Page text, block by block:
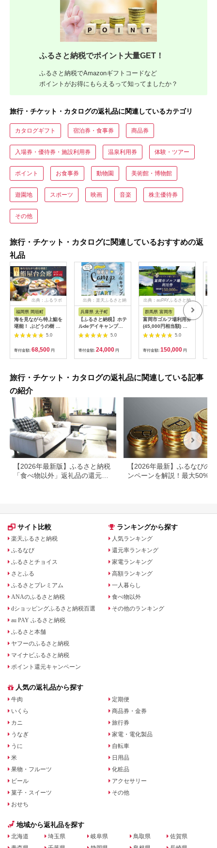
ふるさと納税でポイント大量GET！
ふるさと納税でAmazonギフトコードなど
ポイントがお得にもらえるって知ってましたか？
旅行・チケット・カタログの返礼品に関連しているカテゴリ
カタログギフト 宿泊券・食事券 商品券
入場券・優待券・施設利用券 温泉利用券 体験・ツアー
ポイント お食事券 動物園 美術館・博物館
遊園地 スポーツ 映画 音楽 株主優待券
その他
旅行・チケット・カタログに関連しているおすすめの返
礼品
出典：ふるラボ
福岡県 岡垣町
海を見ながら特上鮨を
堪能！ ぶどうの樹 鮨
屋台ペア お食事券 海
鮮 海 屋台 食事 ペア
福岡県 岡垣町
5.0
寄付金額: 68,500 円
出典：楽天ふるさと納
税
兵庫県 太子町
【ふるさと納税】ホテ
ルdeデイキャンプ体
験チケット
【1364991】
5.0
寄付金額: 24,000 円
出典：auPAYふるさと納
群馬県 富岡市
富岡市ゴルフ場利用券
(45,000円相当額) ゴ
ルフ チケット 平日 土
日 祝日 プレー券 関東
群馬県 首都圏 F20E-
382
5.0
寄付金額: 150,000 円
旅行・チケット・カタログの返礼品に関連している記事
の紹介
【2026年最新版】ふるさと納税
「食べ物以外」返礼品の還元率
【2026年最新】ふるなびの
ンペーンを解説！最大50%還
サイト比較
楽天ふるさと納税
ふるなび
ふるさとチョイス
さとふる
ふるさとプレミアム
ANAのふるさと納税
dショッピングふるさと納税百選
au PAY ふるさと納税
ふるさと本舗
ヤフーのふるさと納税
マイナビふるさと納税
ポイント還元キャンペーン
ランキングから探す
人気ランキング
還元率ランキング
家電ランキング
高額ランキング
一人暮らし
食べ物以外
その他のランキング
人気の返礼品から探す
牛肉
いくら
カニ
うなぎ
うに
米
果物・フルーツ
ビール
菓子・スイーツ
おせち
定期便
商品券・金券
旅行券
家電・電化製品
自転車
日用品
化粧品
アクセサリー
その他
地域から返礼品を探す
北海道
埼玉県
岐阜県
鳥取県
佐賀県